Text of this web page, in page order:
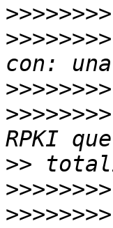
>>>>>>>>
>>>>>>>>
>>>>>>>>
>>>>>>>>
>>
>>>>>>>>
>>>>>>>>